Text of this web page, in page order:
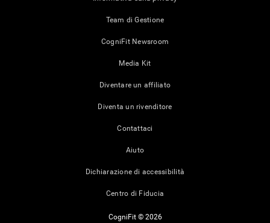
Team di Gestione
CogniFit Newsroom
Media Kit
Diventare un affiliato
Diventa un rivenditore
Contattaci
Aiuto
Dichiarazione di accessibilità
Centro di Fiducia
CogniFit © 2026